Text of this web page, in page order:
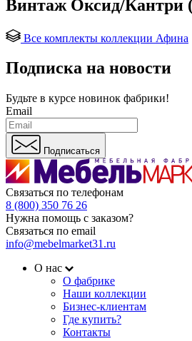
Винтаж Оксид/Кантри
Все комплекты коллекции Афина
Подписка на новости
Будьте в курсе новинок фабрики!
Email
Подписаться
Связаться по телефонам
8 (800) 350 76 26
Нужна помощь с заказом?
Связаться по email
info@mebelmarket31.ru
О нас
О фабрике
Наши коллекции
Бизнес-клиентам
Где купить?
Контакты